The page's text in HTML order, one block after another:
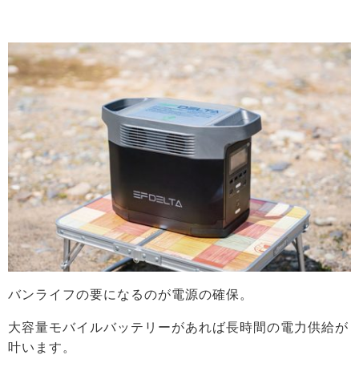
バンライフの要になるのが電源の確保。
大容量モバイルバッテリーがあれば長時間の電力供給が
叶います。